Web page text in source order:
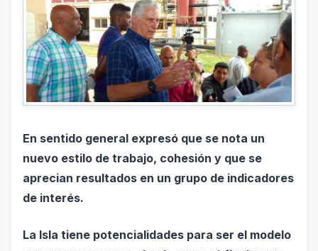
En sentido general expresó que se nota un
nuevo estilo de trabajo, cohesión y que se
aprecian resultados en un grupo de indicadores
de interés.
La Isla tiene potencialidades para ser el modelo